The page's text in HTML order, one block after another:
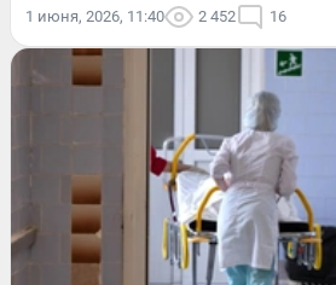
1 июня, 2026, 11:40 2 452 16